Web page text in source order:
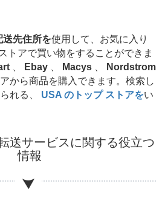
送先住所を使用して、お気に入り
トアで買い物をすることができま
Ebay Macys
Nordstrom
から商品を購入できます。検索し
れる、 USA のトップ ストアをい
送サービスに関する役立つ
情報